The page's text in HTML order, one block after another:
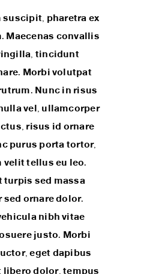
pharetra ex
Maecenas convallis
tincidunt
Morbi volutpat
Nunc in risus
vel, ullamcorper
risus id ornare
purus porta tortor,
tellus eu leo.
sed massa
ornare dolor.
nibh vitae
justo. Morbi
eget dapibus